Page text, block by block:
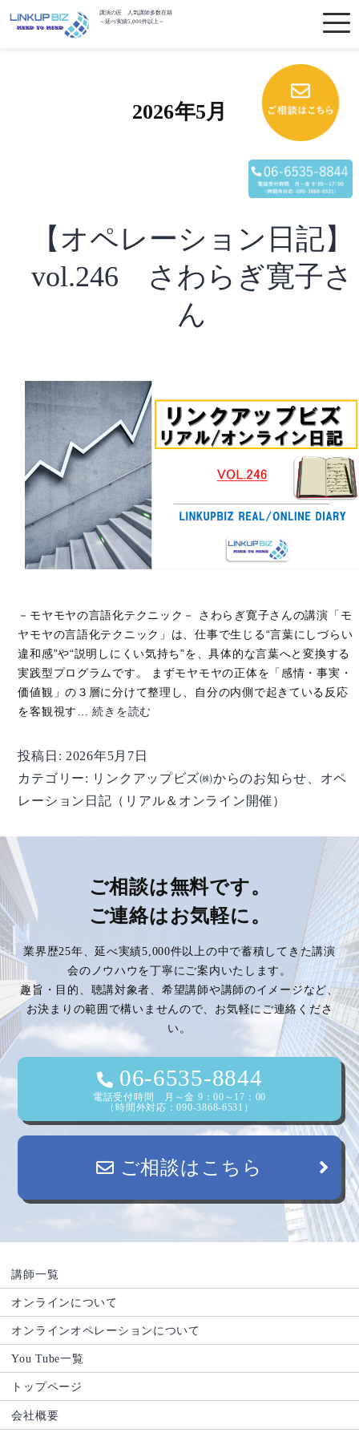
講演の匠 人気講師多数在籍
～延べ実績5,000件以上～
2026年5月
【オペレーション日記】
vol.246 さわらぎ寛子さ
ん
－モヤモヤの言語化テクニック－ さわらぎ寛子さんの講演「モ
ヤモヤの言語化テクニック」は、仕事で生じる“言葉にしづらい
違和感”や“説明しにくい気持ち”を、具体的な言葉へと変換する
実践型プログラムです。 まずモヤモヤの正体を「感情・事実・
価値観」の３層に分けて整理し、自分の内側で起きている反応
を客観視す…続きを読む
シ
ョ
vol.246
わ
寛
子
さ
投稿日: 2026年5月7日
カテゴリー: リンクアップビズ㈱からのお知らせ
オペ
レーション日記（リアル＆オンライン開催）
ご相談は無料です。
ご連絡はお気軽に。
業界歴25年、延べ実績5,000件以上の中で蓄積してきた講演
会のノウハウを丁寧にご案内いたします。
趣旨・目的、聴講対象者、希望講師や講師のイメージなど、
お決まりの範囲で構いませんので、お気軽にご連絡くださ
い。
06-6535-8844
電話受付時間 月～金 9：00～17：00
（時間外対応：090-3868-6531）
ご相談はこちら
講師一覧
オンラインについて
オンラインオペレーションについて
You Tube一覧
トップページ
会社概要